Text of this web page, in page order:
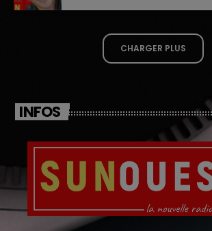
CHARGER PLUS
INFOS